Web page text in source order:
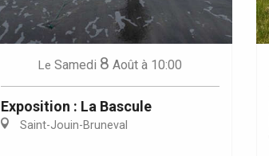
Le Samedi 8 Août à 10:00
Exposition : La Bascule
Saint-Jouin-Bruneval